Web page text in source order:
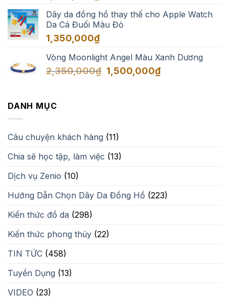
Dây da đồng hồ thay thế cho Apple Watch
Da Cá Đuối Màu Đỏ
1,350,000₫
Vòng Moonlight Angel Màu Xanh Dương
2,350,000₫ Giá
1,500,000₫Giá
DANH MỤC
Câu chuyện khách hàng (11)
Chia sẽ học tập, làm việc (13)
Dịch vụ Zenio (10)
Hướng Dẫn Chọn Dây Da Đồng Hồ (223)
Kiến thức đồ da (298)
Kiến thức phong thủy (22)
TIN TỨC (458)
Tuyển Dụng (13)
VIDEO (23)